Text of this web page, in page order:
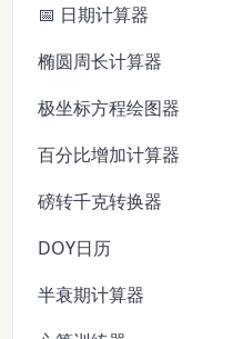
📅 日期计算器
椭圆周长计算器
极坐标方程绘图器
百分比增加计算器
磅转千克转换器
DOY日历
半衰期计算器